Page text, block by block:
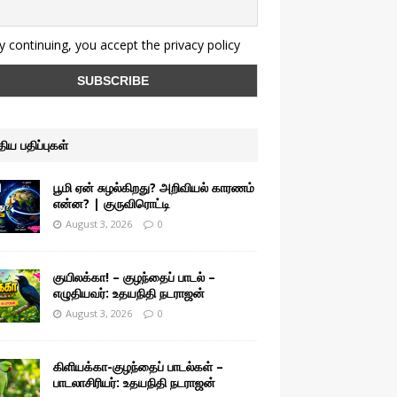
continuing, you accept the privacy policy
பதிப்புகள்
பூமி ஏன் சுழல்கிறது? அறிவியல் காரணம்
என்ன? | குருவிரொட்டி
August 3, 2026 0
குயிலக்கா! – குழந்தைப் பாடல் –
எழுதியவர்: உதயநிதி நடராஜன்
August 3, 2026 0
கிளியக்கா-குழந்தைப் பாடல்கள் –
பாடலாசிரியர்: உதயநிதி நடராஜன்